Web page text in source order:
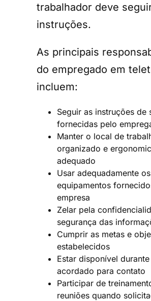
trabalhador deve
instruções.
As principais
do empregado em
incluem:
Seguir as instruções de
fornecidas pelo
Manter o local de
organizado e
adequado
Usar adequadamente os
equipamentos
empresa
Zelar pela
segurança das
Cumprir as metas e
estabelecidos
Estar disponível
acordado para contato
Participar de
reuniões quando